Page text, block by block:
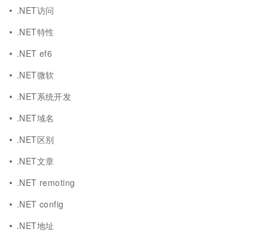
.NET访问
.NET特性
.NET ef6
.NET微软
.NET系统开发
.NET域名
.NET区别
.NET文章
.NET remoting
.NET config
.NET地址